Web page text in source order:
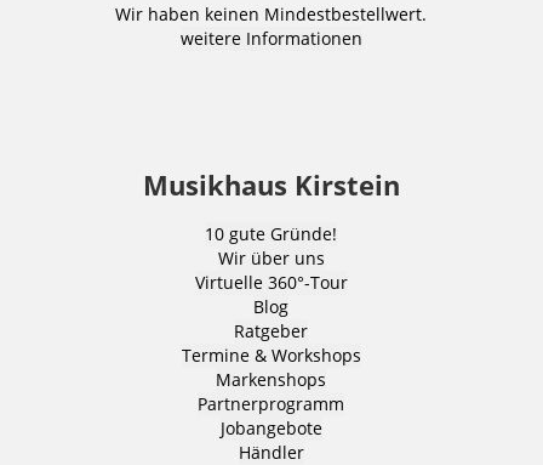
Wir haben keinen Mindestbestellwert.
weitere Informationen
Musikhaus Kirstein
10 gute Gründe!
Wir über uns
Virtuelle 360°-Tour
Blog
Ratgeber
Termine & Workshops
Markenshops
Partnerprogramm
Jobangebote
Händler